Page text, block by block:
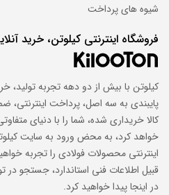
شیوه های پرداخت
فروشگاه اینترنتی کیلوتن، خرید
کیلوتن با بیش از دو دهه تجربه تولید،
پایبندی به سه اصل، پرداخت اینترنتی،
کالا خریداری شده، شما را با دنیای
خواهد کرد، به محض ورود به سایت
اینترنتی محصولات فولادی را تجربه
قبیل اطلاعات فنی استاندارد، جستجو در
در اینجا پیدا خواهید کرد.